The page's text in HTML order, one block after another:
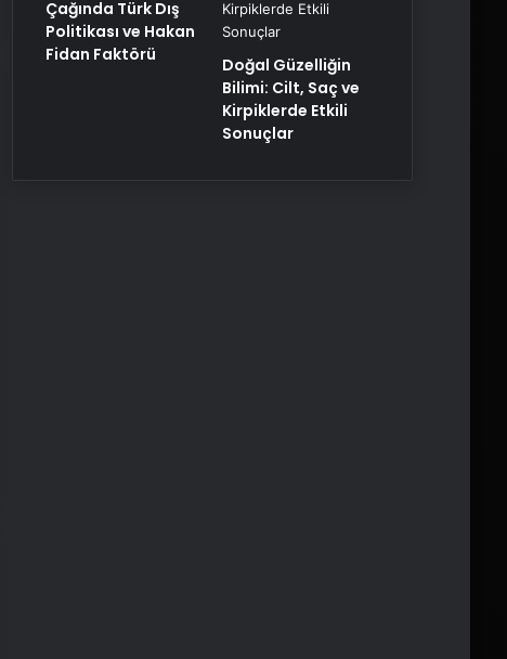
Çağında Türk Dış
Politikası ve Hakan
Fidan Faktörü
Doğal Güzelliğin
Bilimi: Cilt, Saç ve
Kirpiklerde Etkili
Sonuçlar